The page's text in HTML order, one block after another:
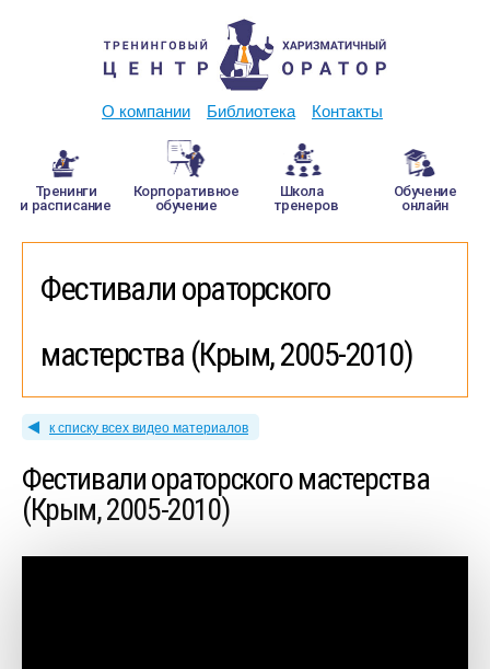
О компании Библиотека Контакты
Тренинги
и расписание
Корпоративное
обучение
Школа
тренеров
Обучение
онлайн
Фестивали ораторского
мастерства (Крым, 2005-2010)
к списку всех видео материалов
Фестивали ораторского мастерства
(Крым, 2005-2010)